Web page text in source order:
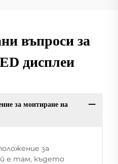
въпроси за
дисплеи
за монтиране на
за
е там, където